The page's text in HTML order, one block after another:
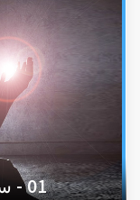
01 - سعادة الإنسان بعلو همته